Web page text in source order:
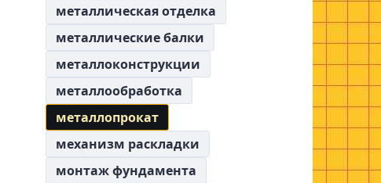
металлическая отделка
металлические балки
металлоконструкции
металлообработка
металлопрокат
механизм раскладки
монтаж фундамента